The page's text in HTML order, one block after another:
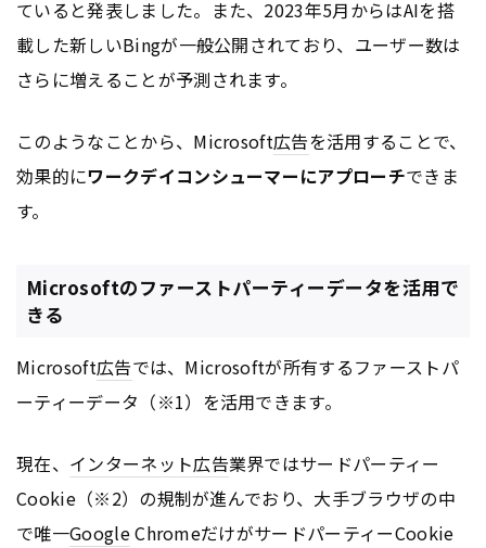
ていると発表しました。また、2023年5月からはAIを搭
載した新しいBingが一般公開されており、ユーザー数は
さらに増えることが予測されます。
このようなことから、Microsoft広告を活用することで、
効果的にワークデイコンシューマーにアプローチできま
す。
Microsoftのファーストパーティーデータを活用で
きる
Microsoft広告では、Microsoftが所有するファーストパ
ーティーデータ（※1）を活用できます。
現在、 インターネット広告業界ではサードパーティー
Cookie（※2）の規制が進んでおり、大手ブラウザの中
で唯一GoogleChromeだけがサードパーティーCookie